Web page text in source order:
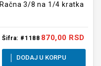
Račna 3/8 na 1/4 kratka
Šifra: #1188 870,00 RSD
DODAJ U KORPU